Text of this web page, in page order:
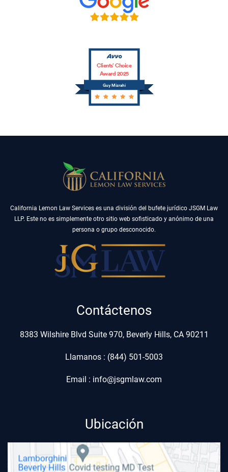
Guy Mizrahi
Clients’ Choice
Award 2025
California Lemon Law Services es una división del bufete jurídico JSGM Law
LLP. Este no es simplemente otro sitio web sofisticado y anónimo de una
persona o grupo desconocido.
Contáctenos
8383 Wilshire Blvd Suite 970, Beverly Hills, CA 90211
Llamanos : (844) 501-5003
Email : info@jsgmlaw.com
Ubicación